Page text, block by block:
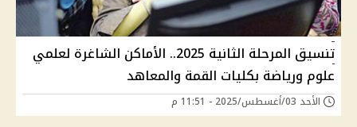
تنسيق المرحلة الثانية 2025.. الأماكن الشاغرة لعلمي
علوم ورياضة بكليات القمة والمعاهد
الأحد 03/أغسطس/2025 - 11:51 م